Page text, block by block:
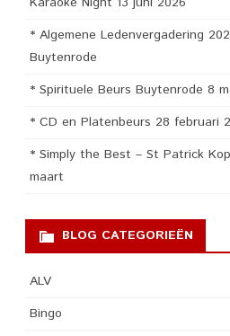
* Algemene Ledenvergadering
Buytenrode
* Spirituele Beurs Buytenrode 8
* CD en Platenbeurs 28 februari
* Simply the Best – St Patrick
maart
BLOG CATEGORIEËN
ALV
Bingo